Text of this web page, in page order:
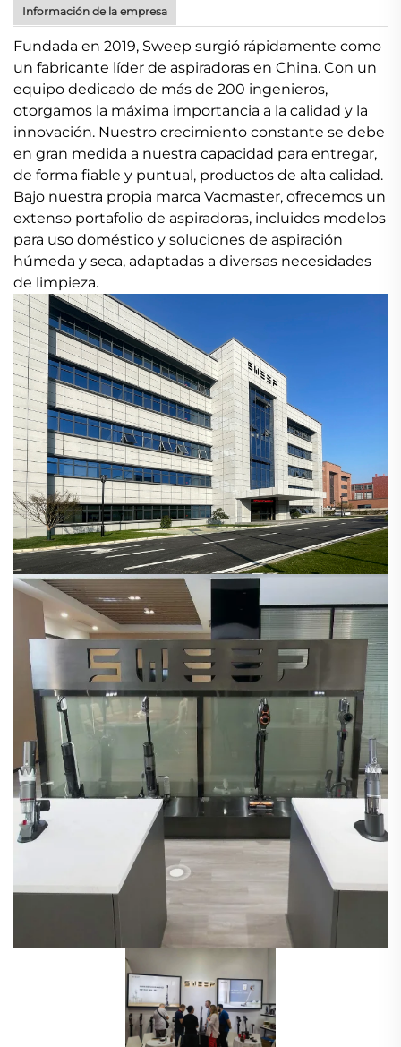
Información de la empresa
Fundada en 2019, Sweep surgió rápidamente como
un fabricante líder de aspiradoras en China. Con un
equipo dedicado de más de 200 ingenieros,
otorgamos la máxima importancia a la calidad y la
innovación. Nuestro crecimiento constante se debe
en gran medida a nuestra capacidad para entregar,
de forma fiable y puntual, productos de alta calidad.
Bajo nuestra propia marca Vacmaster, ofrecemos un
extenso portafolio de aspiradoras, incluidos modelos
para uso doméstico y soluciones de aspiración
húmeda y seca, adaptadas a diversas necesidades
de limpieza.